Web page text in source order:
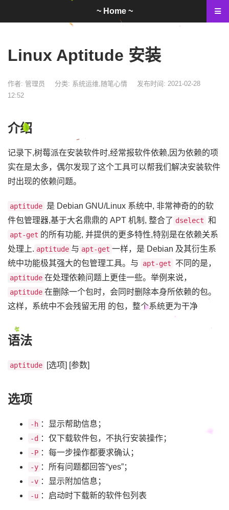
Linux Aptitude 安装
作者: 管理员 分类: 系统运维, 随笔心情
发布时间: 2021-02-28
12:52
介绍
记录下,树莓派在安装软件时,经常报软件依赖,因为依赖的项
实在是太多，偶尔发现了这个工具可以帮我们解决安装软件
时出现的依赖问题。
aptitude 是 Debian GNU/Linux 系统中, 非常神奇的的软
件包管理器,基于大名鼎鼎的 APT 机制, 整合了 dselect 和
apt-get 的所有功能, 并提供的更多特性,特别是在依赖关系
处理上. aptitude 与 apt-get 一样，是 Debian 及其衍生系
统中功能极其强大的包管理工具。与
apt-get 不同的是，
aptitude 在处理依赖问题上更佳一些。举例来说，
aptitude 在删除一个包时，会同时删除本身所依赖的包。
这样，系统中不会残留无用 的包，整个系统更为干净
语法
aptitude [选项] [参数]
选项
-h ：显示帮助信息；
-d ：仅下载软件包，不执行安装操作；
-P ：每一步操作都要求确认；
-y ：所有问题都回答“yes”；
-v ：显示附加信息；
-u ：启动时下载新的软件包列表
~ Home ~